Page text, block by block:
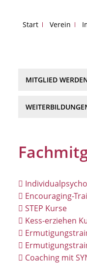
Start Verein
MITGLIED
Encouraging-
STEP Kurse
Kess-erziehen
Coaching mit